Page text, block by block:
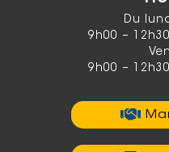
Du
9h00 –
9h00 –